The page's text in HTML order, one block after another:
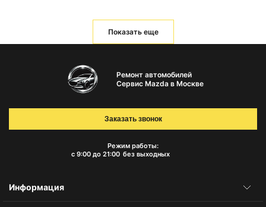
Показать еще
Ремонт автомобилей
Сервис Mazda в Москве
Режим работы:
с 9:00 до 21:00 без выходных
Заказать звонок
Информация